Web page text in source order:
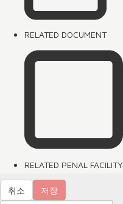
RELATED DOCUMENT
RELATED PENAL FACILITY
취소 저장